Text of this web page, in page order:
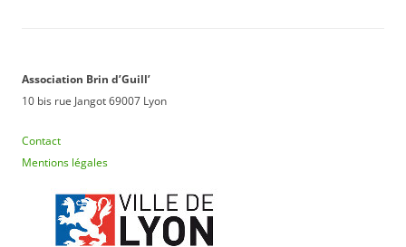
Association Brin d’Guill’
10 bis rue Jangot 69007 Lyon
Contact
Mentions légales